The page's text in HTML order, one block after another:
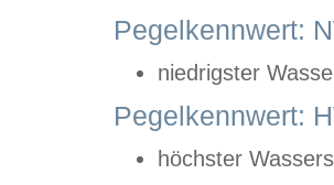
Pegelkennwert:
niedrigster
Pegelkennwert:
höchster